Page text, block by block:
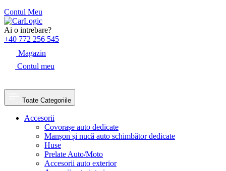
Contul Meu
Skip
to
content
Ai o intrebare?
+40 772 256 545
Magazin
Contul meu
Toate Categoriile
Accesorii
Covorașe auto dedicate
Manșon și nucă auto schimbător dedicate
Huse
Prelate Auto/Moto
Accesorii auto exterior